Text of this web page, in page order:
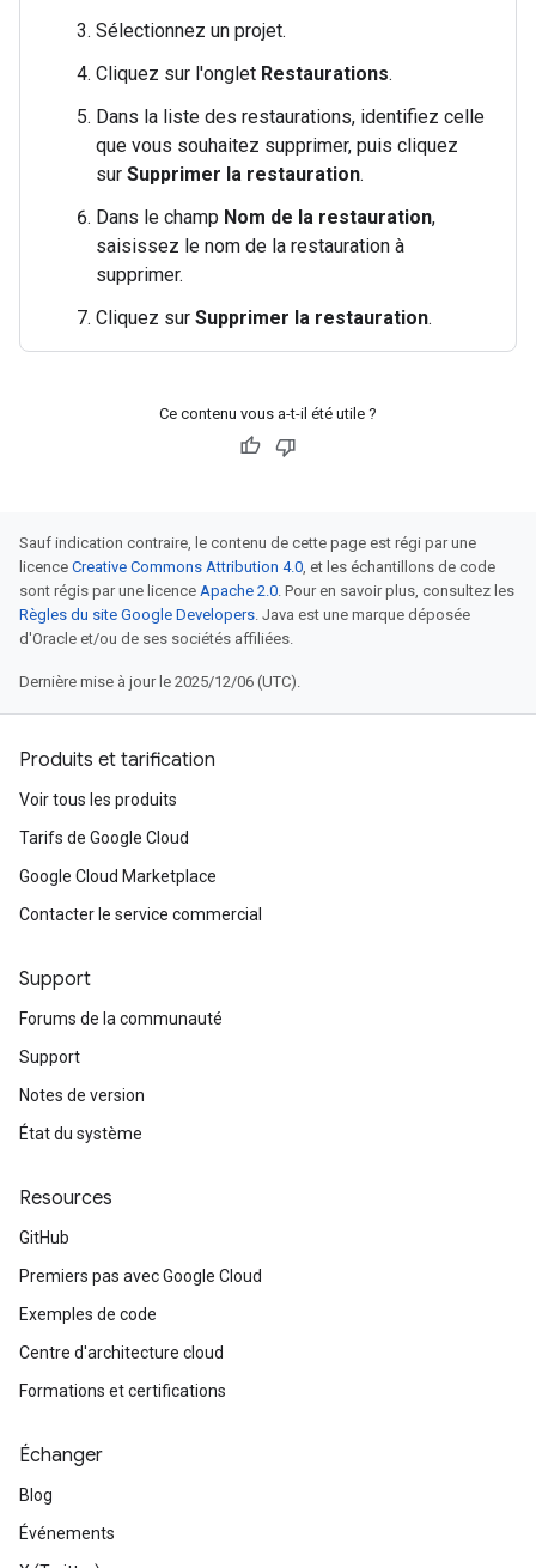
Sélectionnez un projet.
Cliquez sur l'onglet Restaurations.
Dans la liste des restaurations, identifiez celle
que vous souhaitez supprimer, puis cliquez
sur Supprimer la restauration.
Dans le champ Nom de la restauration,
saisissez le nom de la restauration à
supprimer.
Cliquez sur Supprimer la restauration.
Ce contenu vous a-t-il été utile ?
Sauf indication contraire, le contenu de cette page est régi par une
licence Creative Commons Attribution 4.0, et les échantillons de code
sont régis par une licence Apache 2.0. Pour en savoir plus, consultez les
Règles du site Google Developers. Java est une marque déposée
d'Oracle et/ou de ses sociétés affiliées.
Dernière mise à jour le 2025/12/06 (UTC).
Produits et tarification
Voir tous les produits
Tarifs de Google Cloud
Google Cloud Marketplace
Contacter le service commercial
Support
Forums de la communauté
Support
Notes de version
État du système
Resources
GitHub
Premiers pas avec Google Cloud
Exemples de code
Centre d'architecture cloud
Formations et certifications
Échanger
Blog
Événements